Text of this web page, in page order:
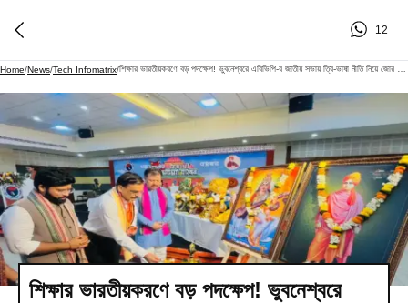
12
Home/News/Tech Infomatrix/
শিক্ষার ভারতীয়করণে বড় পদক্ষেপ! ভুবনেশ্বরে